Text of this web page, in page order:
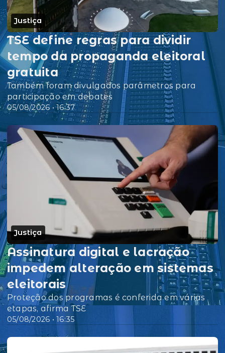
Justiça
05/08/2026 • 16:37
TSE define regras para dividir
tempo da propaganda eleitoral
gratuita
Também foram divulgados parâmetros para
participação em debates
Justiça
05/08/2026 • 16:35
Assinatura digital e lacração
impedem alteração em sistemas
eleitorais
Proteção dos programas é conferida em várias
etapas, afirma TSE